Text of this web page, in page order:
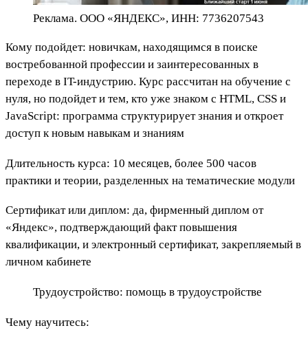
Реклама. ООО «ЯНДЕКС», ИНН: 7736207543
Кому подойдет: новичкам, находящимся в поиске
востребованной профессии и заинтересованных в
переходе в IT-индустрию. Курс рассчитан на обучение с
нуля, но подойдет и тем, кто уже знаком с HTML, CSS и
JavaScript: программа структурирует знания и откроет
доступ к новым навыкам и знаниям
Длительность курса: 10 месяцев, более 500 часов
практики и теории, разделенных на тематические модули
Сертификат или диплом: да, фирменный диплом от
«Яндекс», подтверждающий факт повышения
квалификации, и электронный сертификат, закрепляемый в
личном кабинете
Трудоустройство: помощь в трудоустройстве
Чему научитесь: